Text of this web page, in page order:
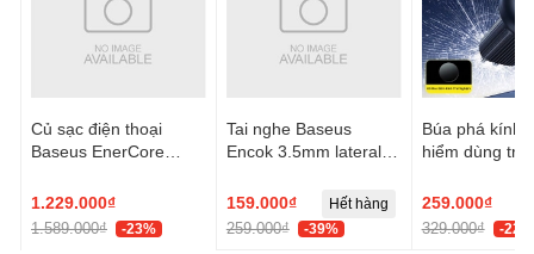
Củ sạc điện thoại
Baseus EnerCore
with Dual Retractable
Cables 3C 67W US -
Đen, Model:
1.229.000₫
1.589.000₫ -23%
Tai nghe Baseus
Encok 3.5mm lateral
Trắng, Model:
NGCR020002
159.000₫
259.000₫ -39%
Hết hàng
Búa phá kính
hiểm dùng
Double
Safety
259.000₫
329.000₫ -22%